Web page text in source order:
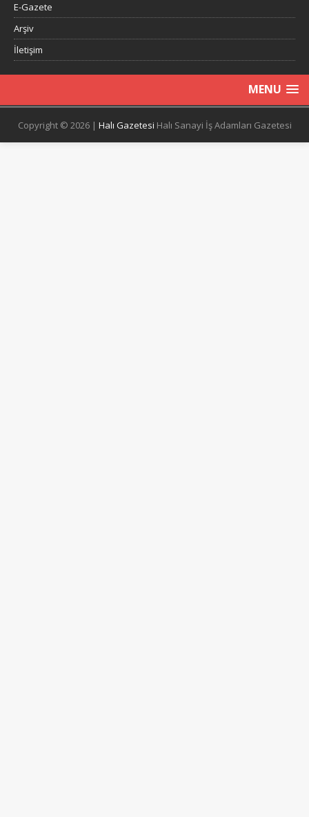
E-Gazete
Arşiv
İletişim
MENU
Copyright © 2026 | Halı Gazetesi Halı Sanayi İş Adamları Gazetesi